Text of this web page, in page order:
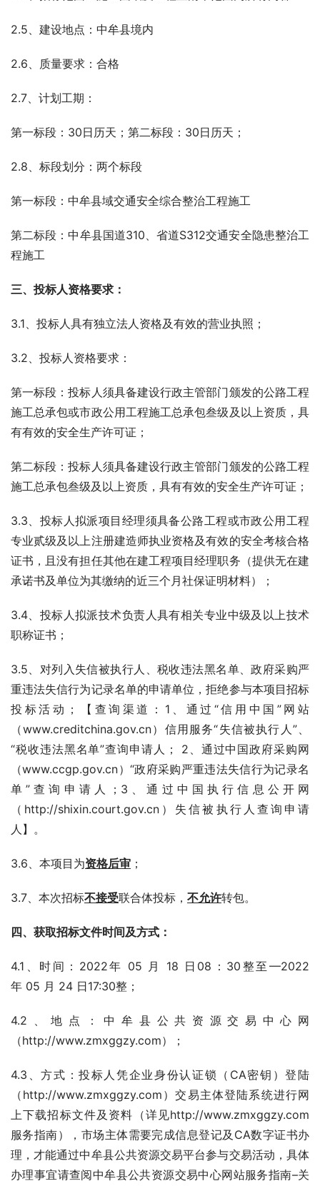
2.5、建设地点：中牟县境内
2.6、质量要求：合格
2.7、计划工期：
第一标段：30日历天；第二标段：30日历天；
2.8、标段划分：两个标段
第一标段：中牟县域交通安全综合整治工程施工
第二标段：中牟县国道310、省道S312交通安全隐患整治工
程施工
三、投标人资格要求：
3.1、投标人具有独立法人资格及有效的营业执照；
3.2、投标人资格要求：
第一标段：投标人须具备建设行政主管部门颁发的公路工程
施工总承包或市政公用工程施工总承包叁级及以上资质，具
有有效的安全生产许可证；
第二标段：投标人须具备建设行政主管部门颁发的公路工程
施工总承包叁级及以上资质，具有有效的安全生产许可证；
3.3、投标人拟派项目经理须具备公路工程或市政公用工程
专业贰级及以上注册建造师执业资格及有效的安全考核合格
证书，且没有担任其他在建工程项目经理职务（提供无在建
承诺书及单位为其缴纳的近三个月社保证明材料）；
3.4、投标人拟派技术负责人具有相关专业中级及以上技术
职称证书；
3.5、对列入失信被执行人、税收违法黑名单、政府采购严
重违法失信行为记录名单的申请单位，拒绝参与本项目招标
投标活动；【查询渠道：1、通过“信用中国”网站
（www.creditchina.gov.cn）信用服务“失信被执行人”、
“税收违法黑名单”查询申请人； 2、通过中国政府采购网
（www.ccgp.gov.cn）“政府采购严重违法失信行为记录名
单”查询申请人；3、通过中国执行信息公开网
（http://shixin.court.gov.cn）失信被执行人查询申请
人】。
3.6、本项目为资格后审 ；
3.7、本次招标不接受联合体投标， 不允许转包。
四、获取招标文件时间及方式：
4.1、时间：2022年 05 月 18 日08：30整至—2022
年 05 月 24 日17:30整；
4.2、地点：中牟县公共资源交易中心网
（http://www.zmxggzy.com）；
4.3、方式：投标人凭企业身份认证锁（CA密钥）登陆
（http://www.zmxggzy.com）交易主体登陆系统进行网
上下载招标文件及资料（详见http://www.zmxggzy.com
服务指南），市场主体需要完成信息登记及CA数字证书办
理，才能通过中牟县公共资源交易平台参与交易活动，具体
办理事宜请查阅中牟县公共资源交易中心网站服务指南–关